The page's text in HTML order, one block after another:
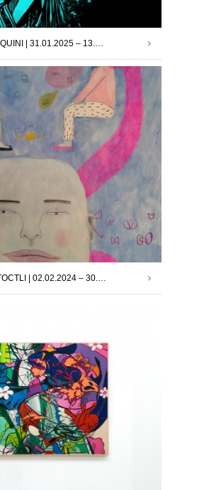
TACCUINI | ALICE PASQUINI | 31.01.2025 – 13.02.2025
VIBRAR ALTO | INDIA TOCTLI | 02.02.2024 – 30.03.2024